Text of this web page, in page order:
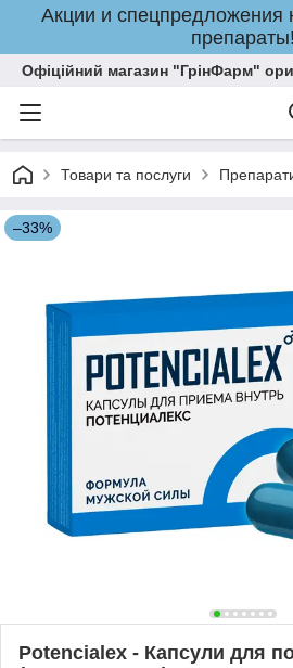
Акции и спецпредложения
препараты!
Офіційний магазин "ГрінФарм"
Товари та послуги
–33%
Potencialex - Капсули для